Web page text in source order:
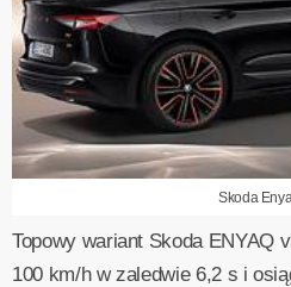
Skoda
Topowy wariant Skoda ENYAQ
100 km/h w zaledwie 6,2 s i